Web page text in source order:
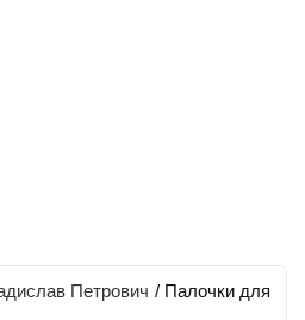
Петрович / Палочки для